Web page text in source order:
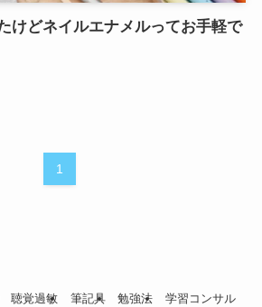
けどネイルエナメルってお手軽で
1
聴覚過敏 筆記具 勉強法 学習コンサル